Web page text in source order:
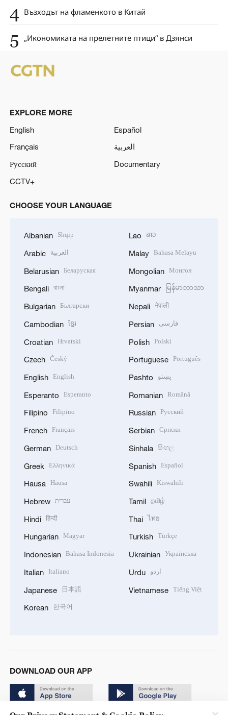
4 Възходът на фламенкото в Китай
5 „Икономиката на прелетните птици“ в Дзянси
EXPLORE MORE
English
Español
Français
العربية
Русский
Documentary
CCTV+
CHOOSE YOUR LANGUAGE
Albanian Shqip
Arabic العربية
Belarusian Беларуская
Bengali বাংলা
Bulgarian Български
Cambodian ខ្មែរ
Croatian Hrvatski
Czech Český
English English
Esperanto Esperanto
Filipino Filipino
French Français
German Deutsch
Greek Ελληνικά
Hausa Hausa
Hebrew עברית
Hindi हिन्दी
Hungarian Magyar
Indonesian Bahasa Indonesia
Italian Italiano
Japanese 日本語
Korean 한국어
Lao ລາວ
Malay Bahasa Melayu
Mongolian Монгол
Myanmar မြန်မာဘာသာ
Nepali नेपाली
Persian فارسی
Polish Polski
Portuguese Português
Pashto پښتو
Romanian Română
Russian Русский
Serbian Српски
Sinhala සිංහල
Spanish Español
Swahili Kiswahili
Tamil தமிழ்
Thai ไทย
Turkish Türkçe
Ukrainian Українська
Urdu اردو
Vietnamese Tiếng Việt
DOWNLOAD OUR APP